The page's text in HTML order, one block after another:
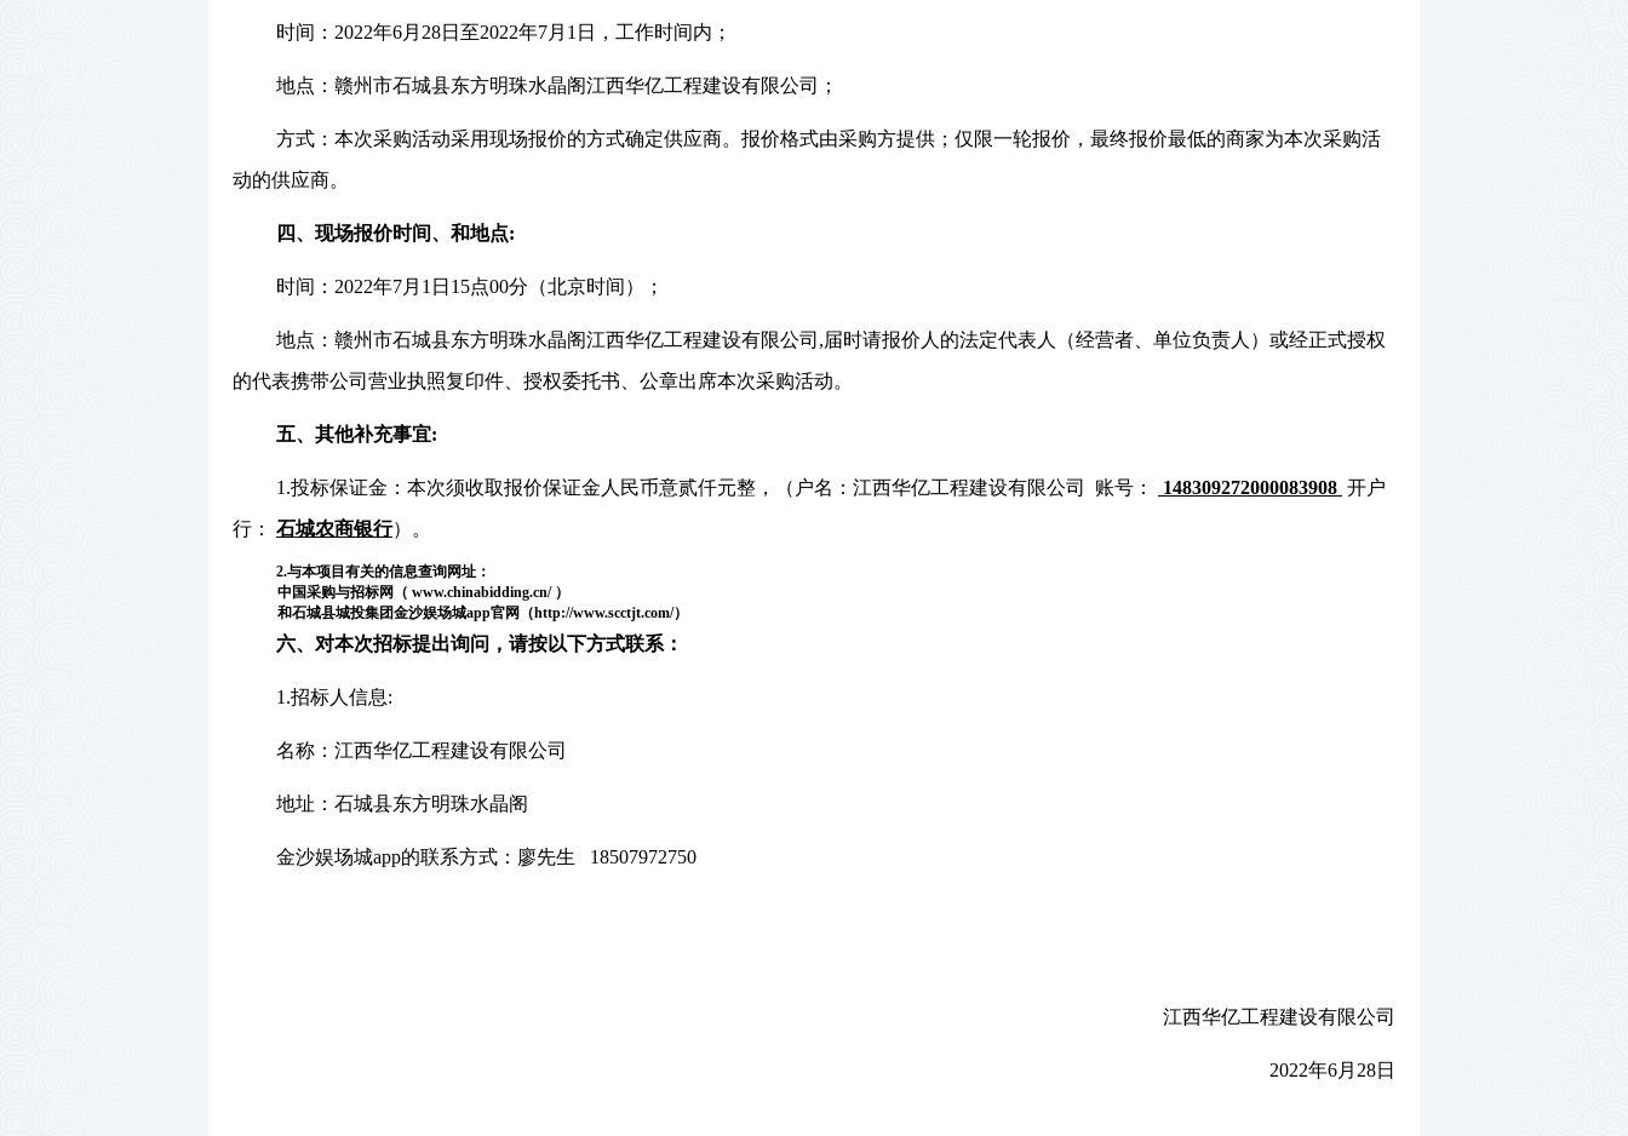
时间： 2022年6月28日至2022年7月1日，工作时间内；
地点：赣州市石城县东方明珠水晶阁江西华亿工程建设有限公司；
方式：本次采购活动采用现场报价的方式确定供应商。报价格式由采购方提供；仅限一轮报价，最终报价最低的商家为本次采购活
动的供应商。
四、现场报价时间、和地点:
时间： 2022年7月1日15点00分（北京时间）；
地点：赣州市石城县东方明珠水晶阁江西华亿工程建设有限公司,届时请报价人的法定代表人（经营者、单位负责人）或经正式授权
的代表携带公司营业执照复印件、授权委托书、公章出席本次采购活动。
五、其他补充事宜:
1.投标保证金：本次须收取报价保证金人民币意贰仟元整，（户名：江西华亿工程建设有限公司 账号： 148309272000083908 开户
行：
石城农商银行）。
2.与本项目有关的信息查询网址：
中国采购与招标网（ www.chinabidding.cn/ ）
和石城县城投集团金沙娱场城app官网（http://www.scctjt.com/）
六、对本次招标提出询问，请按以下方式联系：
1.招标人信息:
名称：江西华亿工程建设有限公司
地址：石城县东方明珠水晶阁
金沙娱场城app的联系方式：廖先生 18507972750
江西华亿工程建设有限公司
2022年6月28日